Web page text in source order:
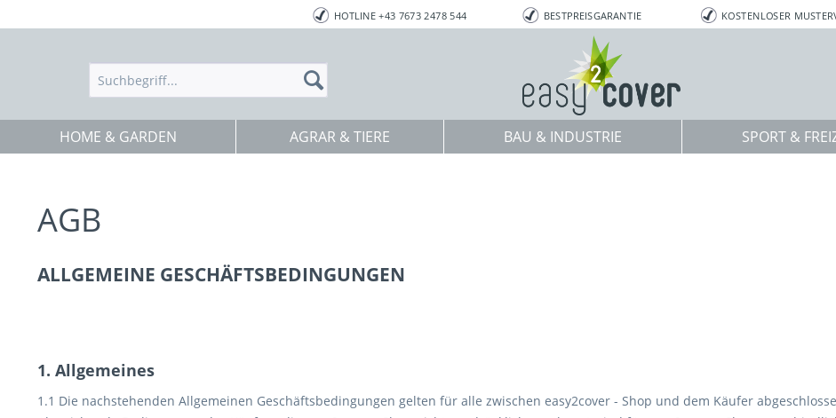
HOTLINE +43 7673 2478 544 BESTPREISGARANTIE KOSTENLOSER
HOME & GARDEN AGRAR & TIERE BAU & INDUSTRIE SPORT &
AGB
ALLGEMEINE GESCHÄFTSBEDINGUNGEN
1. Allgemeines
1.1 Die nachstehenden Allgemeinen Geschäftsbedingungen gelten für alle zwischen easy2cover - Shop und dem Käufer